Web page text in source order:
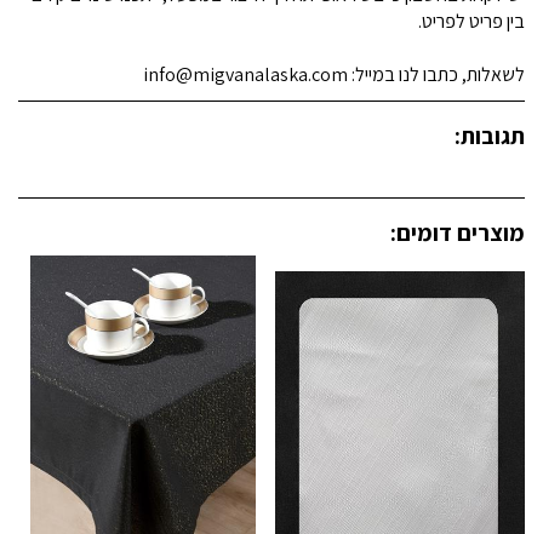
בין פריט לפריט.
לשאלות, כתבו לנו במייל: info@migvanalaska.com
תגובות:
מוצרים דומים: